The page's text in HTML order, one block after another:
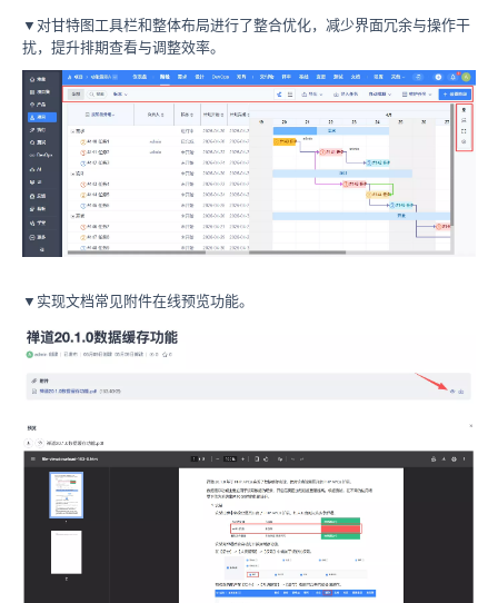
▼对甘特图工具栏和整体布局进行了整合优化，减少界面冗余与操作干
扰，提升排期查看与调整效率。
▼实现文档常见附件在线预览功能。